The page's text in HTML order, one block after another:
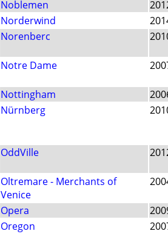
Noblemen
Norderwind
Norenberc
Notre Dame
Nottingham
Nürnberg
OddVille
Oltremare - Merchants of
Venice
Opera
Oregon